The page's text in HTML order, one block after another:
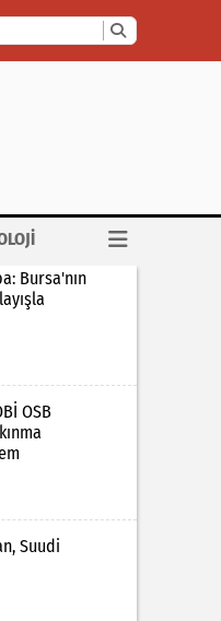
Bursa'nın
OSB
Suudi